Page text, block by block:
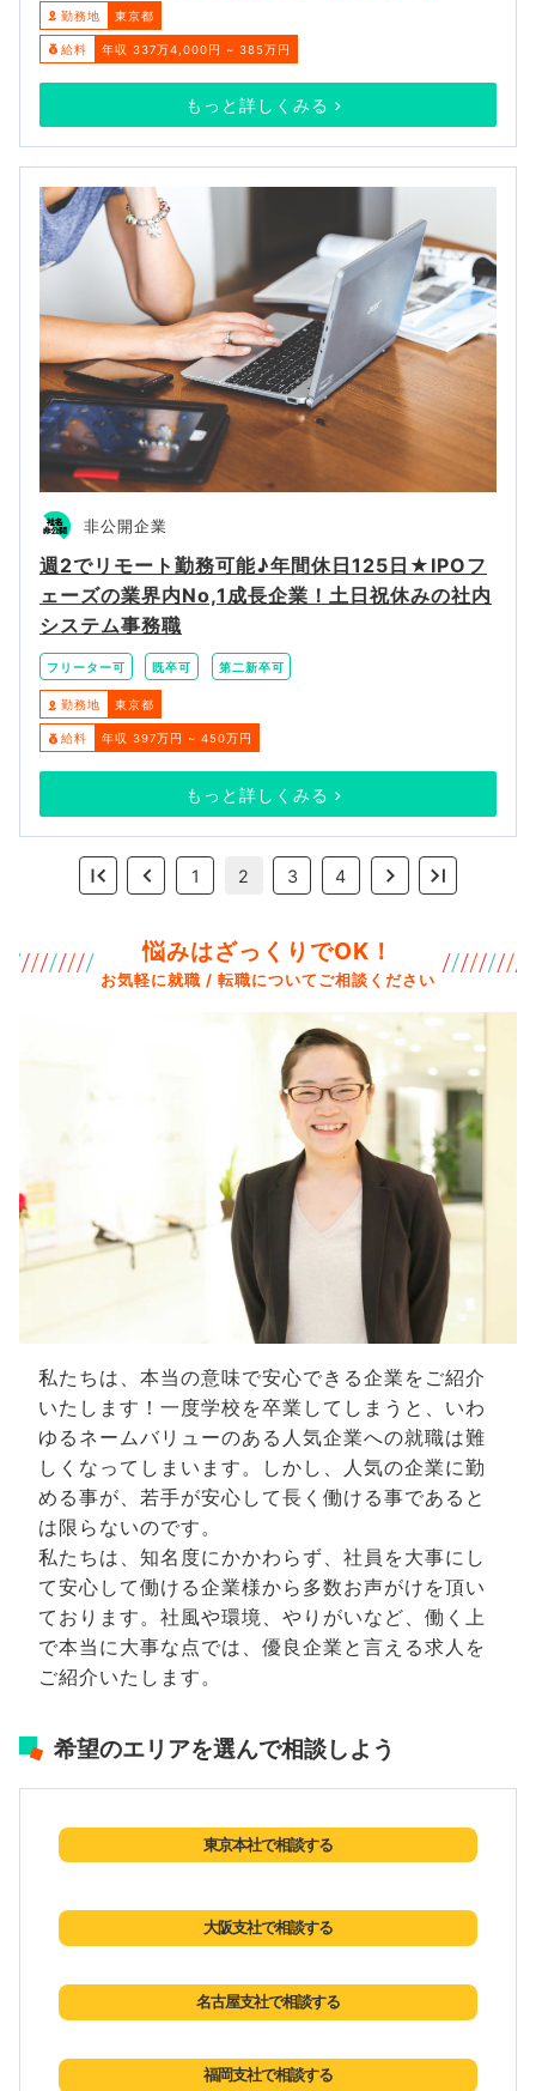
勤務地 東京都
給料 年収 337万4,000円 ~ 385万円
もっと詳しくみる
非公開企業
週2でリモート勤務可能♪年間休日125日★IPOフ
ェーズの業界内No,1成長企業！土日祝休みの社内
システム事務職
フリーター可 既卒可 第二新卒可
勤務地 東京都
給料 年収 397万円 ~ 450万円
もっと詳しくみる
1 2 3 4
悩みはざっくりでOK！
お気軽に就職 / 転職についてご相談ください
私たちは、本当の意味で安心できる企業をご紹介
いたします！一度学校を卒業してしまうと、いわ
ゆるネームバリューのある人気企業への就職は難
しくなってしまいます。しかし、人気の企業に勤
める事が、若手が安心して長く働ける事であると
は限らないのです。
私たちは、知名度にかかわらず、社員を大事にし
て安心して働ける企業様から多数お声がけを頂い
ております。社風や環境、やりがいなど、働く上
で本当に大事な点では、優良企業と言える求人を
ご紹介いたします。
希望のエリアを選んで相談しよう
東京本社で相談する
大阪支社で相談する
名古屋支社で相談する
福岡支社で相談する